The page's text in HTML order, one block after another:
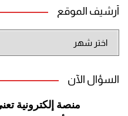
أرشيف الموقع
الموقع
السؤال الآن
منصة إلكترونية